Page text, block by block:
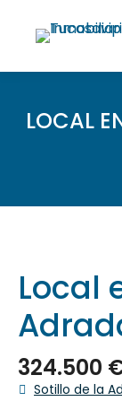
LOCAL
Local
324.500
Sotillo de la